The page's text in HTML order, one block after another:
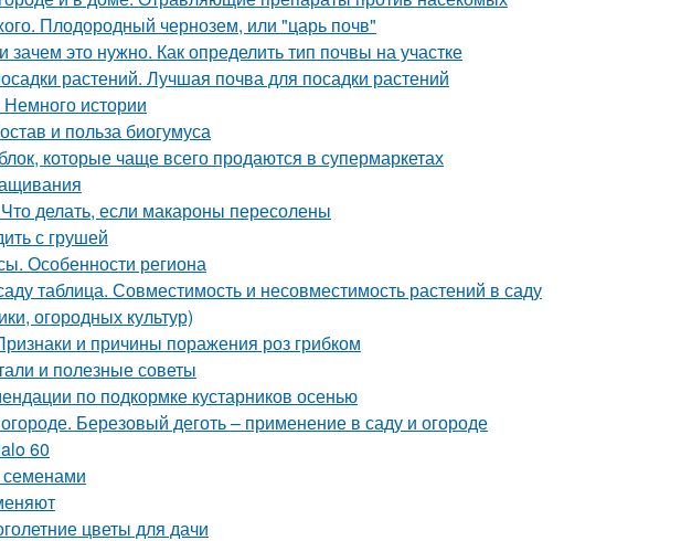
Плодородный чернозем, или "царь почв"
это нужно. Как определить тип почвы на участке
растений. Лучшая почва для посадки растений
Немного истории
и польза биогумуса
которые чаще всего продаются в супермаркетах
делать, если макароны пересолены
с грушей
Особенности региона
таблица. Совместимость и несовместимость растений в саду
огородных культур)
и причины поражения роз грибком
и полезные советы
по подкормке кустарников осенью
Березовый деготь – применение в саду и огороде
60
цветы для дачи